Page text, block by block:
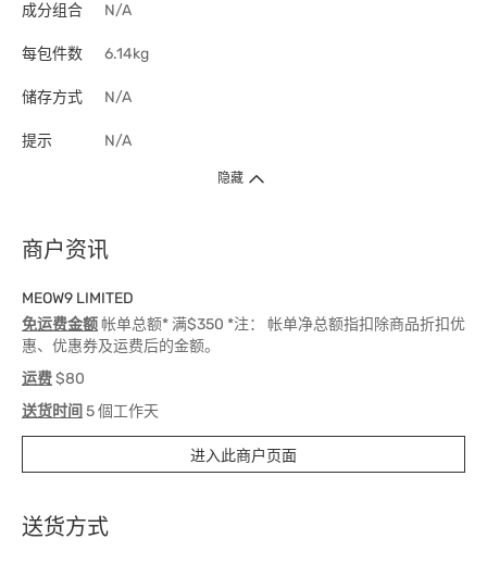
成分组合 N/A
每包件数 6.14kg
储存方式 N/A
提示 N/A
隐藏
商户资讯
MEOW9 LIMITED
免运费金额帐单总额* 满$350 *注： 帐单净总额指扣除商品折扣优
惠、优惠券及运费后的金额。
运费$80
送货时间 5 個工作天
进入此商户页面
送货方式